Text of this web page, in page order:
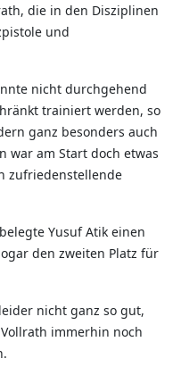
die in den Disziplinen
und
nicht durchgehend
trainiert werden, so
ganz besonders auch
war am Start doch etwas
zufriedenstellende
Yusuf Atik einen
den zweiten Platz für
nicht ganz so gut,
immerhin noch